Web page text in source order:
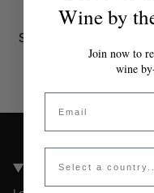
Token
Si prega di
Località della
Wine by
Join now to
wine
Email
Country